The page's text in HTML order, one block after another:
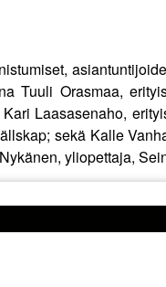
Tuuli Orasmaa,
Laasasenaho,
sekä Kalle
yliopettaja,